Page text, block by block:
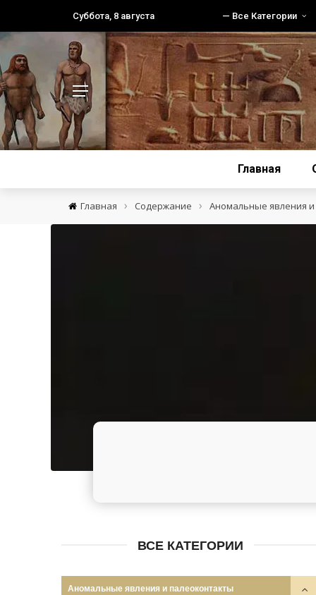
Суббота, 8 августа — Все Категории
Главная
Главная › Содержание › Аномальные явления
ВСЕ КАТЕГОРИИ
Аномальные явления и палеоконтакты